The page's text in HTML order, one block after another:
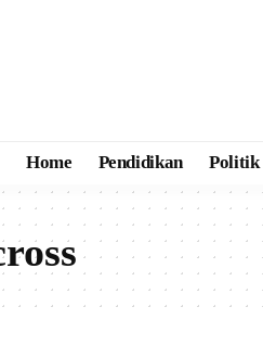
Home Pendidikan Politik